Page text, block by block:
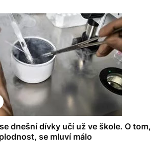
dnešní dívky učí už ve škole. O tom,
se mluví málo